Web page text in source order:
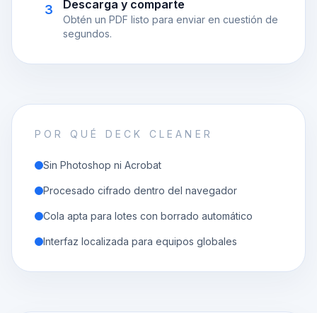
3 Descarga y comparte
Obtén un PDF listo para enviar en cuestión de
segundos.
POR QUÉ DECK CLEANER
Sin Photoshop ni Acrobat
Procesado cifrado dentro del navegador
Cola apta para lotes con borrado automático
Interfaz localizada para equipos globales